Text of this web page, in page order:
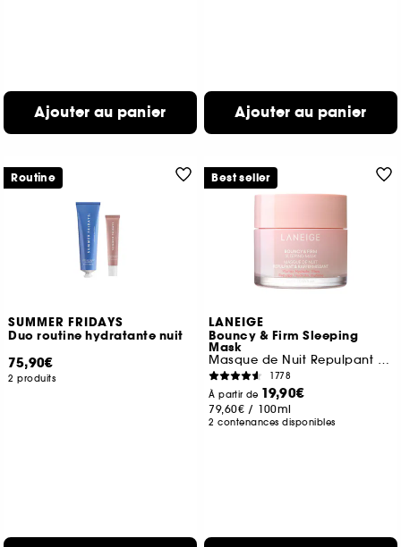
Ajouter au panier Ajouter au panier
SUMMER FRIDAYS
Duo routine hydratante nuit
75,90€
2 produits
Routine
LANEIGE
Bouncy & Firm Sleeping
Mask
Masque de Nuit Repulpant & Raffermissant
1778
À partir de 19,90€
79,60€ / 100ml
2 contenances disponibles
Best seller